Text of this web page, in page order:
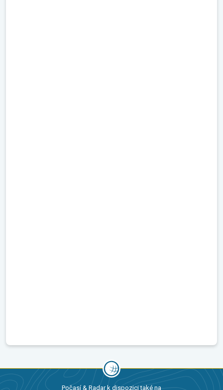
Počasí & Radar k dispozici také na